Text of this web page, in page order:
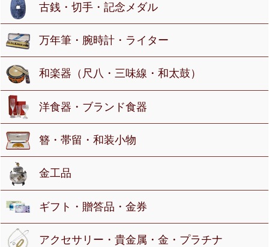
古銭・切手・記念メダル
万年筆・腕時計・ライター
和楽器（尺八・三味線・和太鼓）
洋食器・ブランド食器
簪・帯留・和装小物
金工品
ギフト・贈答品・金券
アクセサリー・貴金属・金・プラチナ